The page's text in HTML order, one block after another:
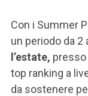
Con i Summer
un periodo da 2
l’estate,
top ranking a
da sostenere